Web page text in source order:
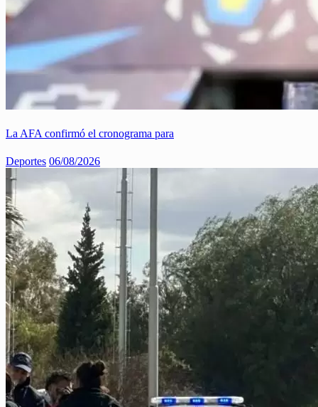
La AFA confirmó el cronograma para
Deportes 06/08/2026